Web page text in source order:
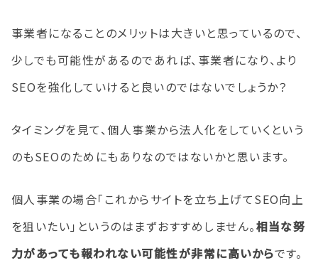
事業者になることのメリットは大きいと思っているので、
少しでも可能性があるのであれば、事業者になり、より
SEOを強化していけると良いのではないでしょうか？
タイミングを見て、個人事業から法人化をしていくという
のもSEOのためにもありなのではないかと思います。
個人事業の場合「これからサイトを立ち上げてSEO向上
を狙いたい」というのはまずおすすめしません。相当な努
力があっても報われない可能性が非常に高いからです。